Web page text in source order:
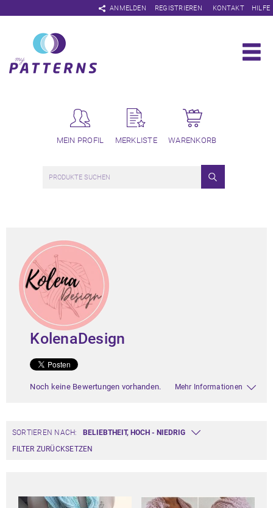
ANMELDEN
Navigation
überspringen
REGISTRIEREN KONTAKT HILFE
MEIN PROFIL MERKLISTE WARENKORB
KolenaDesign
Noch keine Bewertungen vorhanden. Mehr Informationen
SORTIEREN NACH:
FILTER ZURÜCKSETZEN